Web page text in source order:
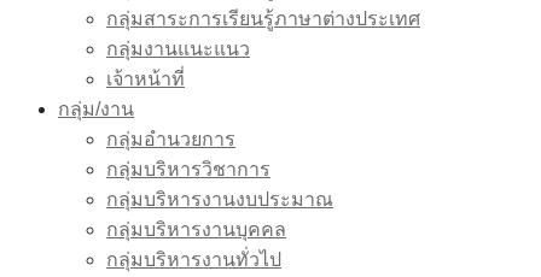
กลุ่มสาระการเรียนรู้ภาษาต่างประเทศ
กลุ่มงานแนะแนว
เจ้าหน้าที่
กลุ่ม/งาน
กลุ่มอำนวยการ
กลุ่มบริหารวิชาการ
กลุ่มบริหารงานงบประมาณ
กลุ่มบริหารงานบุคคล
กลุ่มบริหารงานทั่วไป